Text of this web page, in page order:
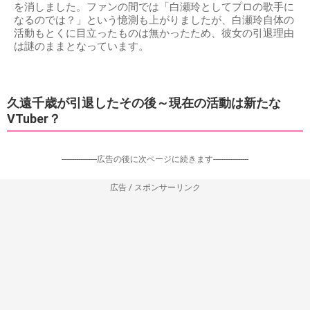
を消しました。ファンの間では「白瀬玲としてプロの歌手に
なるのでは？」という憶測も上がりましたが、白瀬玲自体の
活動もとくに目立ったものは無かったため、彼女の引退理由
は謎のままとなっています。
久遠千歳が引退したその後～現在の活動は新たな
VTuber？
-----------------広告の後に次ページに続きます-----------------
広告 / スポンサーリンク